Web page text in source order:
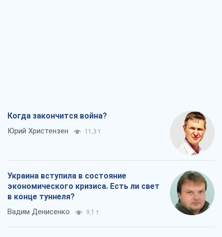
Когда закончится война?
Юрий Христензен 11,3 т.
Украина вступила в состояние
экономического кризиса. Есть ли свет
в конце туннеля?
Вадим Денисенко 9,1 т.